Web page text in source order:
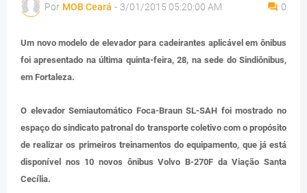
Por MOB Ceará - 3/01/2015 05:20:00 AM 0
Um novo modelo de elevador para cadeirantes aplicável em ônibus
foi apresentado na última quinta-feira, 28, na sede do Sindiônibus,
em Fortaleza.
O elevador Semiautomático Foca-Braun SL-SAH foi mostrado no
espaço do sindicato patronal do transporte coletivo com o propósito
de realizar os primeiros treinamentos do equipamento, que já está
disponível nos 10 novos ônibus Volvo B-270F da Viação Santa
Cecília.